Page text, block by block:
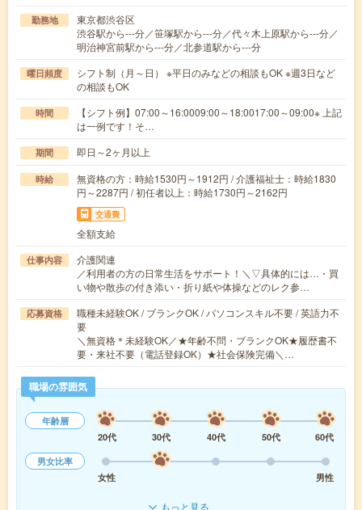
勤務地
東京都渋谷区
渋谷駅から---分／笹塚駅から---分／代々木上原駅から---分／
明治神宮前駅から---分／北参道駅から---分
曜日頻度
シフト制（月～日） ※平日のみなどの相談もOK ※週3日など
の相談もOK
時間
【シフト例】07:00～16:0009:00～18:0017:00～09:00※ 上記
は一例です！そ…
期間 即日～2ヶ月以上
時給
無資格の方：時給1530円～1912円 / 介護福祉士：時給1830
円～2287円 / 初任者以上：時給1730円～2162円
交通費
全額支給
仕事内容
介護関連
／利用者の方の日常生活をサポート！＼▽具体的には…・買
い物や散歩の付き添い・折り紙や体操などのレク参…
応募資格
職種未経験OK / ブランクOK / パソコンスキル不要 / 英語力不
要
＼無資格＊未経験OK／★年齢不問・ブランクOK★履歴書不
要・来社不要（電話登録OK）★社会保険完備＼…
職場の雰囲気
年齢層
20代
30代 40代 50代
60代
男女比率
女性
男性
もっと見る